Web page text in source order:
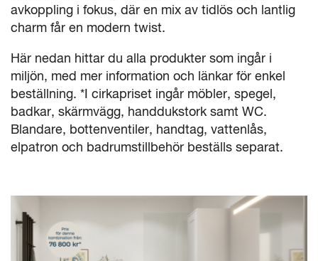
avkoppling i fokus, där en mix av tidlös och lantlig
charm får en modern twist.
Här nedan hittar du alla produkter som ingår i
miljön, med mer information och länkar för enkel
beställning. *I cirkapriset ingår möbler, spegel,
badkar, skärmvägg, handdukstork samt WC.
Blandare, bottenventiler, handtag, vattenlås,
elpatron och badrumstillbehör beställs separat.